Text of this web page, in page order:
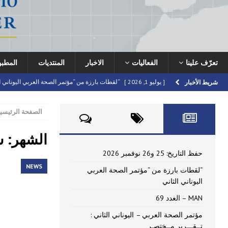
تعرّف علينا الفعاليات الاخبار المنتديات
شريط الأخبار [ يوليو 1, 2026 ] “لقطات بارزة من “مؤتمر الصحة العربي اليوناني
مؤتمر الصحة العربي – اليوناني الثاني :
[ أبريل 22, 2026 ] دعوة للمشاركة في مؤتمر الصحة العربي –
[ يوليو 10, 2026 ] حفظ التاريخ: 25 و26 نوفمبر 2026
الصفحة
الشهر:
NEWS
حفظ التاريخ: 25 و26 نوفمبر 2026
“لقطات بارزة من “مؤتمر الصحة العربي
اليوناني الثاني
MAN – العدد 69
مؤتمر الصحة العربي – اليوناني الثاني :
تــقـــرير مــختصـر